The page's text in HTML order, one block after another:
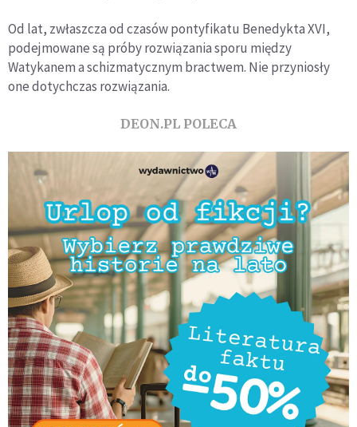
Od lat, zwłaszcza od czasów pontyfikatu Benedykta XVI,
podejmowane są próby rozwiązania sporu między
Watykanem a schizmatycznym bractwem. Nie przyniosły
one dotychczas rozwiązania.
DEON.PL POLECA